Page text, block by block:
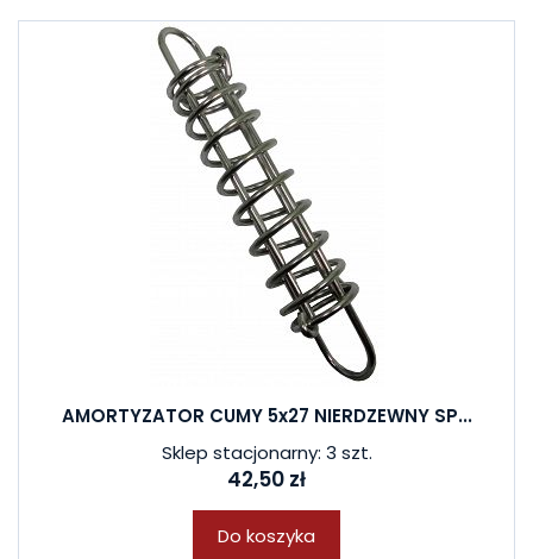
AMORTYZATOR CUMY 5x27 NIERDZEWNY SP...
Sklep stacjonarny: 3 szt.
42,50 zł
Do koszyka